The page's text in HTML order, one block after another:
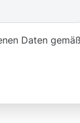
Daten